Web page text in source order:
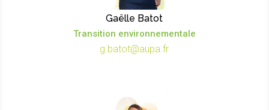
Gaëlle Batot
Transition environnementale
g.batot@aupa.fr